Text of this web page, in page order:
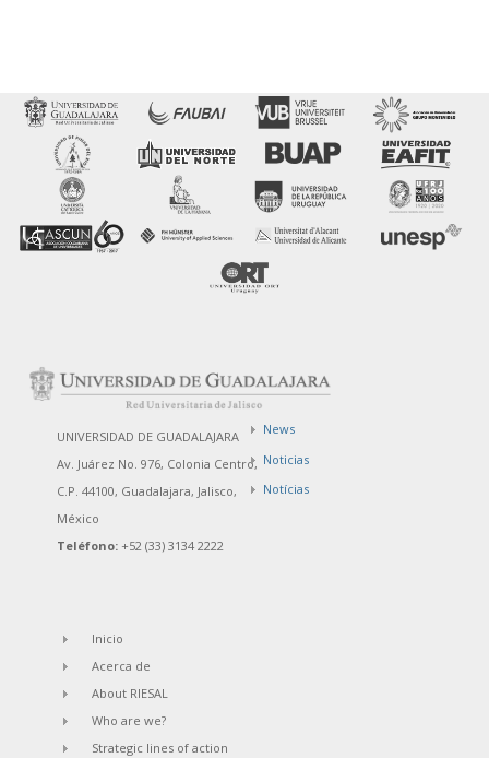
UNIVERSIDAD DE GUADALAJARA
Av. Juárez No. 976, Colonia Centro,
C.P. 44100, Guadalajara, Jalisco,
México
Teléfono: +52 (33) 3134 2222
News
Noticias
Notícias
Inicio
Acerca de
About RIESAL
Who are we?
Strategic lines of action